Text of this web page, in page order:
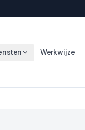
Werkwijze